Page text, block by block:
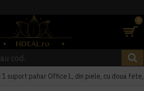
0
1 suport pahar Office L, din piele, cu doua